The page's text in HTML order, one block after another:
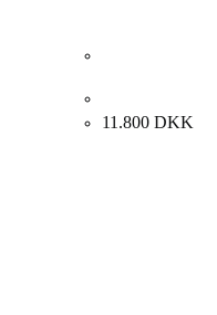
11.800 DKK